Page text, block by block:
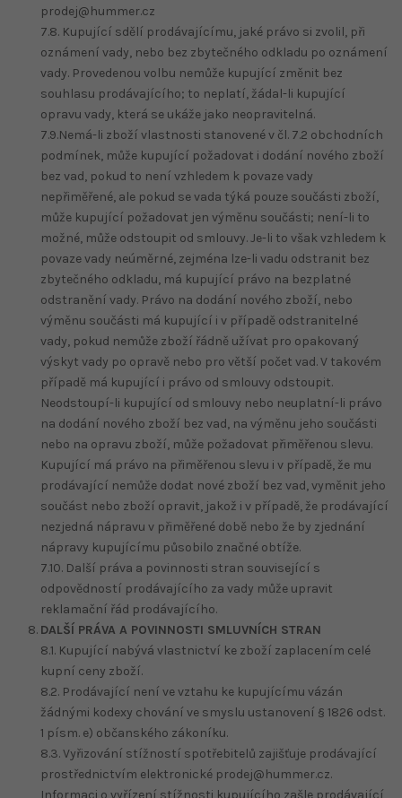
prodej@hummer.cz
7.8. Kupující sdělí prodávajícímu, jaké právo si zvolil, při
oznámení vady, nebo bez zbytečného odkladu po oznámení
vady. Provedenou volbu nemůže kupující změnit bez
souhlasu prodávajícího; to neplatí, žádal-li kupující
opravu vady, která se ukáže jako neopravitelná.
7.9.Nemá-li zboží vlastnosti stanovené v čl. 7.2 obchodních
podmínek, může kupující požadovat i dodání nového zboží
bez vad, pokud to není vzhledem k povaze vady
nepřiměřené, ale pokud se vada týká pouze součásti zboží,
může kupující požadovat jen výměnu součásti; není-li to
možné, může odstoupit od smlouvy. Je-li to však vzhledem k
povaze vady neúměrné, zejména lze-li vadu odstranit bez
zbytečného odkladu, má kupující právo na bezplatné
odstranění vady. Právo na dodání nového zboží, nebo
výměnu součásti má kupující i v případě odstranitelné
vady, pokud nemůže zboží řádně užívat pro opakovaný
výskyt vady po opravě nebo pro větší počet vad. V takovém
případě má kupující i právo od smlouvy odstoupit.
Neodstoupí-li kupující od smlouvy nebo neuplatní-li právo
na dodání nového zboží bez vad, na výměnu jeho součásti
nebo na opravu zboží, může požadovat přiměřenou slevu.
Kupující má právo na přiměřenou slevu i v případě, že mu
prodávající nemůže dodat nové zboží bez vad, vyměnit jeho
součást nebo zboží opravit, jakož i v případě, že prodávající
nezjedná nápravu v přiměřené době nebo že by zjednání
nápravy kupujícímu působilo značné obtíže.
7.10. Další práva a povinnosti stran související s
odpovědností prodávajícího za vady může upravit
reklamační řád prodávajícího.
DALŠÍ PRÁVA A POVINNOSTI SMLUVNÍCH STRAN
8.1. Kupující nabývá vlastnictví ke zboží zaplacením celé
kupní ceny zboží.
8.2. Prodávající není ve vztahu ke kupujícímu vázán
žádnými kodexy chování ve smyslu ustanovení § 1826 odst.
1 písm. e) občanského zákoníku.
8.3. Vyřizování stížností spotřebitelů zajišťuje prodávající
prostřednictvím elektronické prodej@hummer.cz.